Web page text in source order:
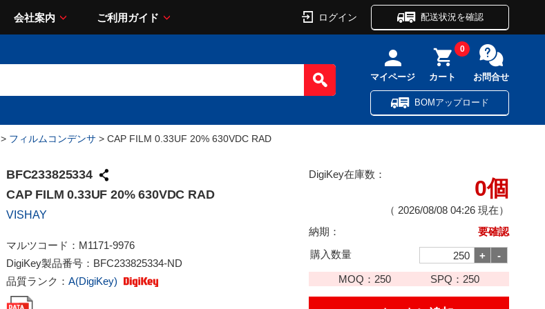
会社案内 ご利用ガイド ログイン 配送状況を確認
マイページ カート
0
お問合せ
BOMアップロード
> フィルムコンデンサ > CAP FILM 0.33UF 20% 630VDC RAD
BFC233825334
CAP FILM 0.33UF 20% 630VDC RAD
VISHAY
マルツコード： M1171-9976
DigiKey製品番号： BFC233825334-ND
品質ランク： A(DigiKey)
DigiKey在庫数：
0個
（ 2026/08/08 04:26 現在）
納期：
要確認
購入数量
MOQ： 250 SPQ： 250